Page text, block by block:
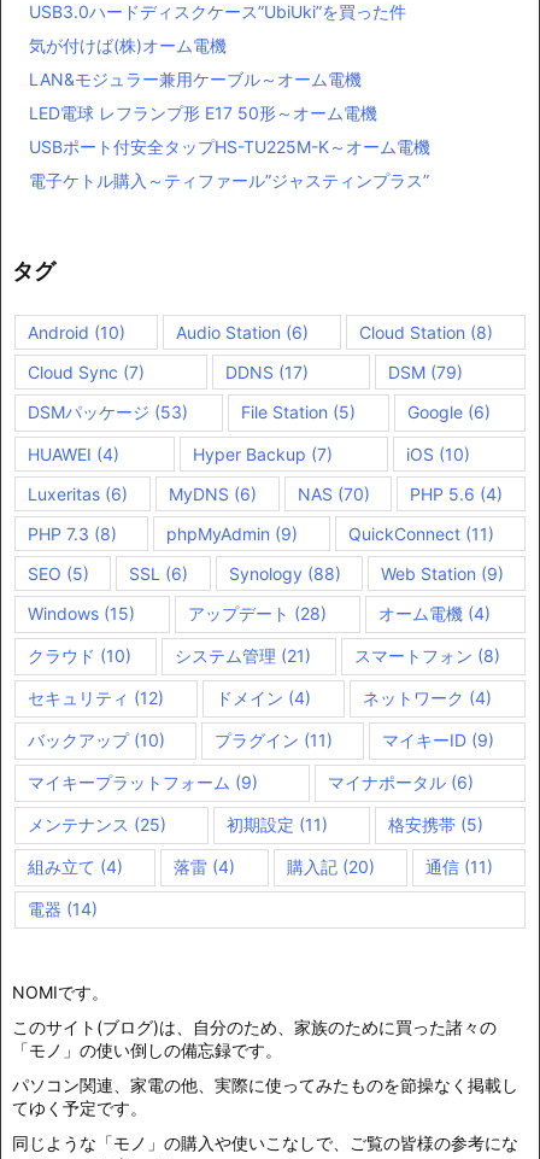
USB3.0ハードディスクケース”UbiUki”を買った件
気が付けば(株)オーム電機
LAN&モジュラー兼用ケーブル～オーム電機
LED電球 レフランプ形 E17 50形～オーム電機
USBポート付安全タップHS-TU225M-K～オーム電機
電子ケトル購入～ティファール”ジャスティンプラス”
タグ
Android (10) Audio Station (6) Cloud Station (8)
Cloud Sync (7) DDNS (17) DSM (79)
DSMパッケージ (53) File Station (5) Google (6)
HUAWEI (4) Hyper Backup (7) iOS (10)
Luxeritas (6) MyDNS (6) NAS (70) PHP 5.6 (4)
PHP 7.3 (8) phpMyAdmin (9) QuickConnect(11)
SEO (5) SSL (6) Synology (88) Web Station (9)
Windows (15) アップデート (28) オーム電機 (4)
クラウド (10) システム管理 (21) スマートフォン (8)
セキュリティ (12) ドメイン (4) ネットワーク (4)
バックアップ(10) プラグイン (11) マイキーID (9)
マイキープラットフォーム (9) マイナポータル (6)
メンテナンス (25) 初期設定 (11) 格安携帯 (5)
組み立て (4) 落雷 (4) 購入記(20) 通信(11)
電器 (14)
NOMIです。
このサイト(ブログ)は、自分のため、家族のために買った諸々の
「モノ」の使い倒しの備忘録です。
パソコン関連、家電の他、実際に使ってみたものを節操なく掲載し
てゆく予定です。
同じような「モノ」の購入や使いこなしで、ご覧の皆様の参考にな